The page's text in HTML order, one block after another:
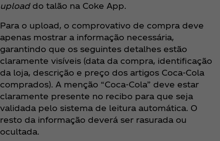
uploaddo talão na Coke App.
Para o upload, o comprovativo de compra deve
apenas mostrar a informação necessária,
garantindo que os seguintes detalhes estão
claramente visíveis (data da compra, identificação
da loja, descrição e preço dos artigos Coca‑Cola
comprados). A menção “Coca‑Cola” deve estar
claramente presente no recibo para que seja
validada pelo sistema de leitura automática. O
resto da informação deverá ser rasurada ou
ocultada.